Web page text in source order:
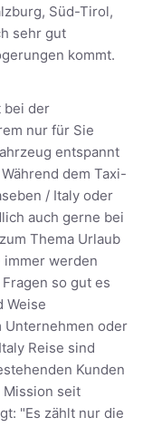
Süd-Tirol,
sehr gut
kommt.
bei der
nur für Sie
entspannt
dem Taxi-
/ Italy oder
auch gerne bei
Thema Urlaub
werden
so gut es
Weise
Unternehmen oder
Reise sind
Kunden
seit
"Es zählt nur die